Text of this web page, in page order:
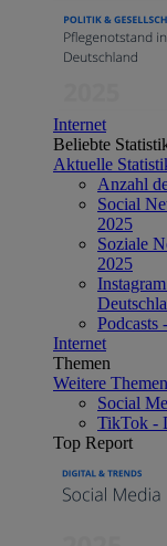
Internet
Beliebte
Aktuelle
Anzahl
Social
2025
Soziale
2025
Podcasts
Internet
Themen
Weitere Themen
Social
TikTok -
Top Report